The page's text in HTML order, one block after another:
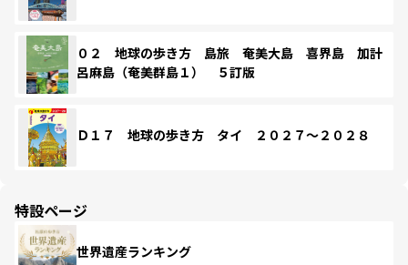
０２ 地球の歩き方 島旅 奄美大島 喜界島 加計
呂麻島（奄美群島１） ５訂版
Ｄ１７ 地球の歩き方 タイ ２０２７～２０２８
特設ページ
世界遺産ランキング